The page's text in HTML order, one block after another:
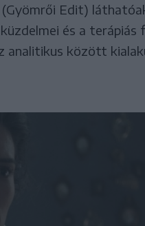
(Gyömrői Edit)
és a terápiás
analitikus között